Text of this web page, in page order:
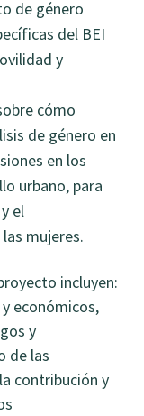
de género
del BEI
y
cómo
de género en
en los
urbano, para
el
mujeres.
incluyen:
económicos,
y
de las
contribución y